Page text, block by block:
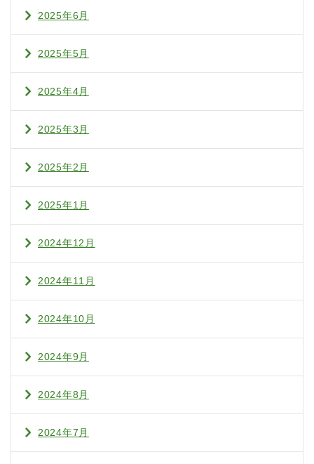
2025年6月
2025年5月
2025年4月
2025年3月
2025年2月
2025年1月
2024年12月
2024年11月
2024年10月
2024年9月
2024年8月
2024年7月